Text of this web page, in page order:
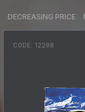
DECREASING PRICE
CODE: 12298